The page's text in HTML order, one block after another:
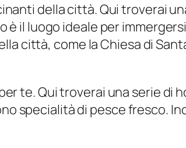
della città. Qui troverai
il luogo ideale per
città, come la Chiesa di
te. Qui troverai una serie di
specialità di pesce fresco.